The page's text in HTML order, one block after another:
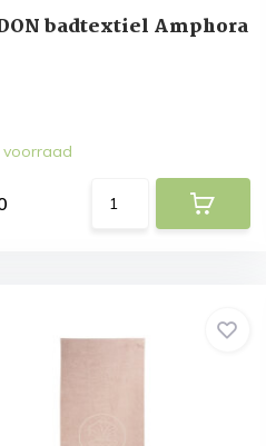
badtextiel Amphora
voorraad